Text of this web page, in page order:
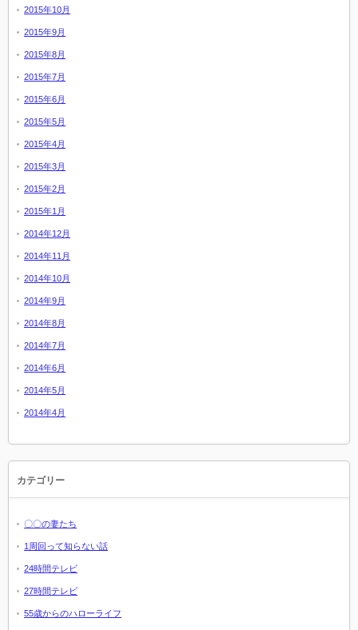
2015年10月
2015年9月
2015年8月
2015年7月
2015年6月
2015年5月
2015年4月
2015年3月
2015年2月
2015年1月
2014年12月
2014年11月
2014年10月
2014年9月
2014年8月
2014年7月
2014年6月
2014年5月
2014年4月
カテゴリー
〇〇の妻たち
1周回って知らない話
24時間テレビ
27時間テレビ
55歳からのハローライフ